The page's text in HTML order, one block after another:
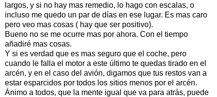
largos, y si no hay mas remedio, lo hago con escalas, o
incluso me quedo un par de días en ese lugar. Es mas caro
pero veo mas cosas ( hay que ser positivo).
Bueno no se me ocurre mas por ahora. Con el tiempo
añadiré mas cosas.
Y si es verdad que es mas seguro que el coche, pero
cuando le falla el motor a este último te quedas tirado en el
arcén, y en el caso del avión, digamos que tus restos van a
estar esparcidos por todos los sitios menos por el arcén.
Ánimo a todos, que la mente igual que va para atrás, puede